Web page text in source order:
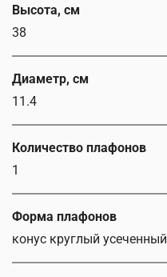
Высота, см
38
Диаметр, см
11.4
Количество плафонов
1
Форма плафонов
конус круглый усеченный